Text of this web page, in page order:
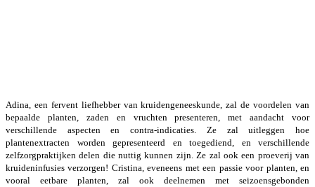
Adina, een fervent liefhebber van kruidengeneeskunde, zal de voordelen van
bepaalde planten, zaden en vruchten presenteren, met aandacht voor
verschillende aspecten en contra-indicaties. Ze zal uitleggen hoe
plantenextracten worden gepresenteerd en toegediend, en verschillende
zelfzorgpraktijken delen die nuttig kunnen zijn. Ze zal ook een proeverij van
kruideninfusies verzorgen! Cristina, eveneens met een passie voor planten, en
vooral eetbare planten, zal ook deelnemen met seizoensgebonden